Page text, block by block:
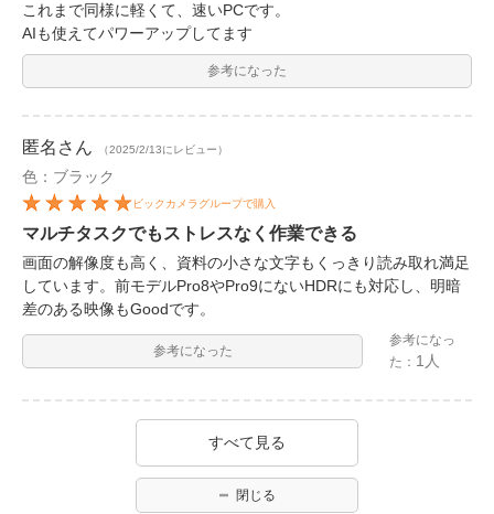
これまで同様に軽くて、速いPCです。
AIも使えてパワーアップしてます
参考になった
匿名 さん （2025/2/13にレビュー）
色：ブラック
ビックカメラグループで購入
マルチタスクでもストレスなく作業できる
画面の解像度も高く、資料の小さな文字もくっきり読み取れ満足
しています。前モデルPro8やPro9にないHDRにも対応し、明暗
差のある映像もGoodです。
参考になった
参考になっ
た： 1人
すべて見る
閉じる